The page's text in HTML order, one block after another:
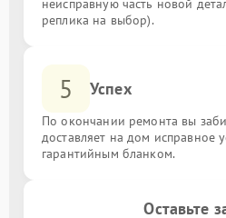
неисправную часть новой
реплика на выбор).
5 Успех
По окончании ремонта вы
доставляет на дом исправное
гарантийным бланком.
Оставьте